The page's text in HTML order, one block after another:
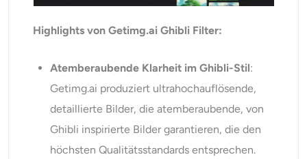
Highlights von Getimg.ai Ghibli Filter:
Atemberaubende Klarheit im Ghibli-Stil:
Getimg.ai produziert ultrahochauflösende,
detaillierte Bilder, die atemberaubende, von
Ghibli inspirierte Bilder garantieren, die den
höchsten Qualitätsstandards entsprechen.